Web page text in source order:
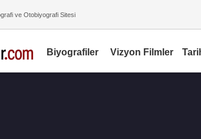
ve Otobiyografi Sitesi
Biyografiler Vizyon Filmler